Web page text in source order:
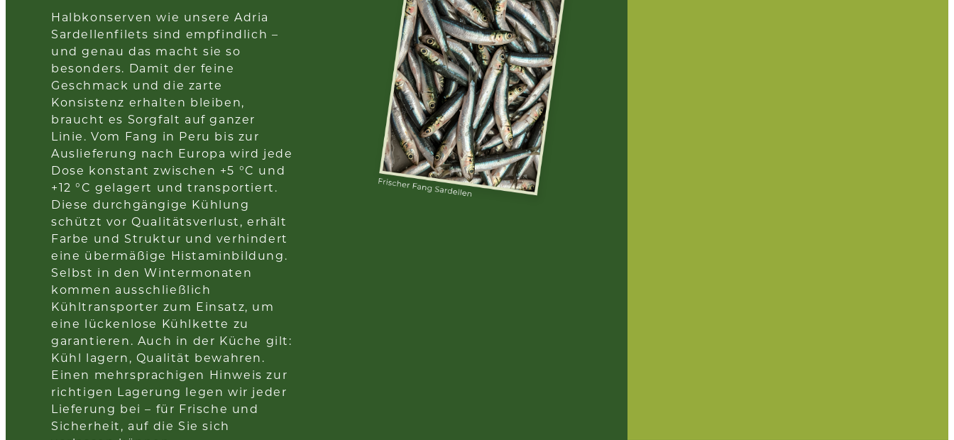
Halbkonserven wie unsere Adria
Sardellenfilets sind empfindlich –
und genau das macht sie so
besonders. Damit der feine
Geschmack und die zarte
Konsistenz erhalten bleiben,
braucht es Sorgfalt auf ganzer
Linie. Vom Fang in Peru bis zur
Auslieferung nach Europa wird jede
Dose konstant zwischen +5 °C und
+12 °C gelagert und transportiert.
Diese durchgängige Kühlung
schützt vor Qualitätsverlust, erhält
Farbe und Struktur und verhindert
eine übermäßige Histaminbildung.
Selbst in den Wintermonaten
kommen ausschließlich
Kühltransporter zum Einsatz, um
eine lückenlose Kühlkette zu
garantieren. Auch in der Küche gilt:
Kühl lagern, Qualität bewahren.
Einen mehrsprachigen Hinweis zur
richtigen Lagerung legen wir jeder
Lieferung bei – für Frische und
Sicherheit, auf die Sie sich